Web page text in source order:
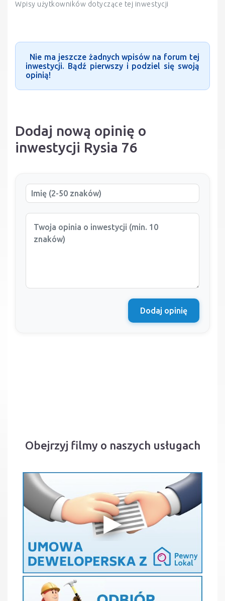
Wpisy użytkowników dotyczące tej inwestycji
Nie ma jeszcze żadnych wpisów na forum tej
inwestycji. Bądź pierwszy i podziel się swoją
opinią!
Dodaj nową opinię o
inwestycji Rysia 76
Dodaj opinię
Obejrzyj filmy o naszych usługach